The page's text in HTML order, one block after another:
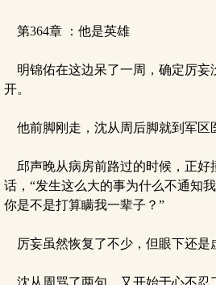
第364章 ：他是英雄
明锦佑在这边呆了一周，确定厉妄
开。
他前脚刚走，沈从周后脚就到军区
邱声晚从病房前路过的时候，正好
话，“发生这么大的事为什么不通知
你是不是打算瞒我一辈子？”
厉妄虽然恢复了不少，但眼下还是
沈从周骂了两句，又开始于心不忍